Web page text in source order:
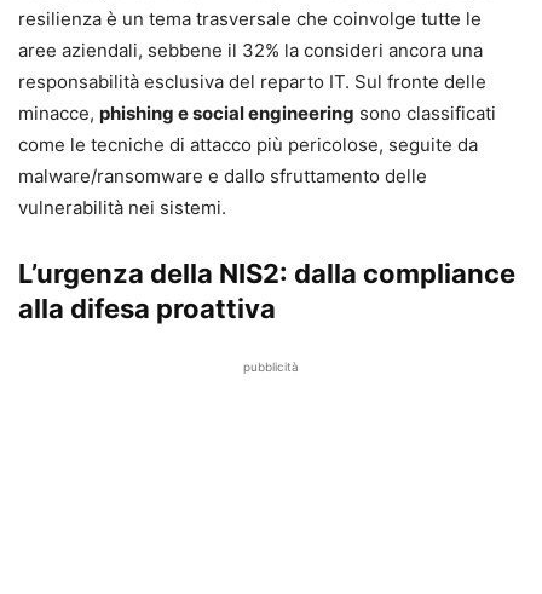
resilienza è un tema trasversale che coinvolge tutte le
aree aziendali, sebbene il 32% la consideri ancora una
responsabilità esclusiva del reparto IT. Sul fronte delle
minacce, phishing e social engineering sono classificati
come le tecniche di attacco più pericolose, seguite da
malware/ransomware e dallo sfruttamento delle
vulnerabilità nei sistemi.
L’urgenza della NIS2: dalla compliance
alla difesa proattiva
pubblicità